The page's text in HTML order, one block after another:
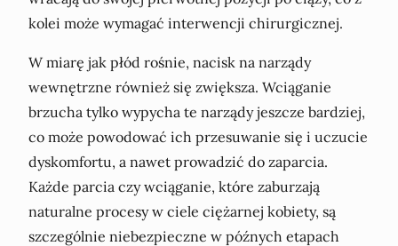
kolei może wymagać interwencji chirurgicznej.
W miarę jak płód rośnie, nacisk na narządy
wewnętrzne również się zwiększa. Wciąganie
brzucha tylko wypycha te narządy jeszcze bardziej,
co może powodować ich przesuwanie się i uczucie
dyskomfortu, a nawet prowadzić do zaparcia.
Każde parcia czy wciąganie, które zaburzają
naturalne procesy w ciele ciężarnej kobiety, są
szczególnie niebezpieczne w późnych etapach